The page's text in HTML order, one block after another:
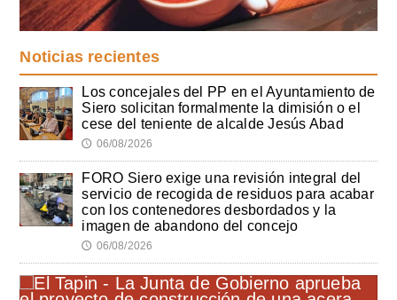
Noticias recientes
Los concejales del PP en el Ayuntamiento de
Siero solicitan formalmente la dimisión o el
cese del teniente de alcalde Jesús Abad
🕔 06/08/2026
FORO Siero exige una revisión integral del
servicio de recogida de residuos para acabar
con los contenedores desbordados y la
imagen de abandono del concejo
🕔 06/08/2026